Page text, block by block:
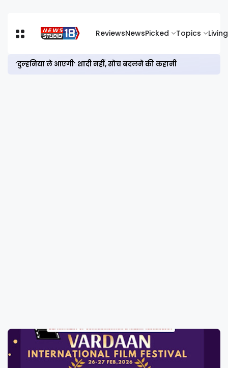
ReviewsNewsPicked Topics Living
‘दुल्हनिया ले आएगी’ शादी नहीं, सोच बदलने की कहानी